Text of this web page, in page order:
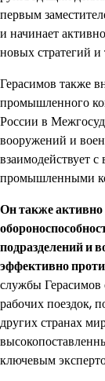
первым
и начинает
новых стратегий и
Герасимов также
промышленного
России в
вооружений и
взаимодействует
промышленными
Он также активно
подразделений и
эффективно
службы Герасимов
рабочих поездок,
других странах
ключевым